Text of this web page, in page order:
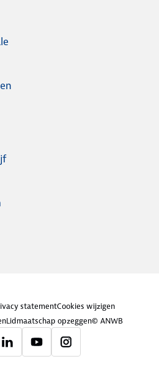
statementCookies wijzigen
Lidmaatschap opzeggen© ANWB